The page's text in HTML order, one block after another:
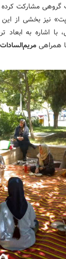
مشارکت
بخشی از این
اشاره به ابعاد
همراهی